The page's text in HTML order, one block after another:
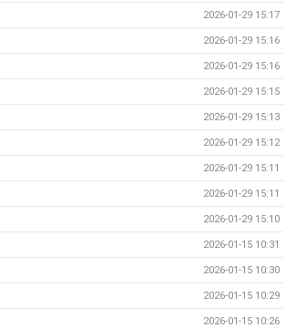
2026-01-29 15:17
2026-01-29 15:16
2026-01-29 15:16
2026-01-29 15:15
2026-01-29 15:13
2026-01-29 15:12
2026-01-29 15:11
2026-01-29 15:11
2026-01-29 15:10
2026-01-15 10:31
2026-01-15 10:30
2026-01-15 10:29
2026-01-15 10:26